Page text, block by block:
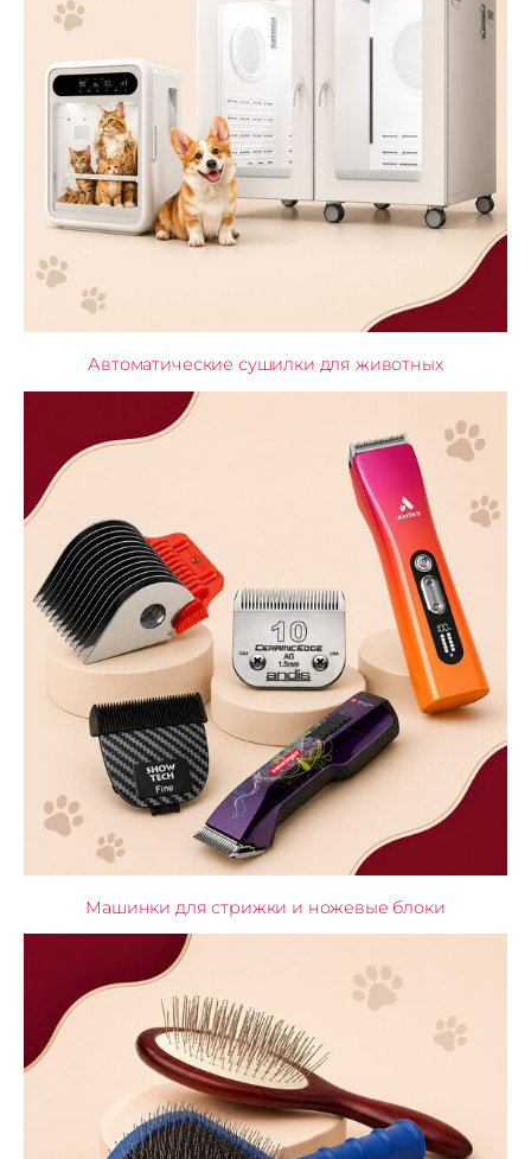
Автоматические сушилки для животных
Машинки для стрижки и ножевые блоки